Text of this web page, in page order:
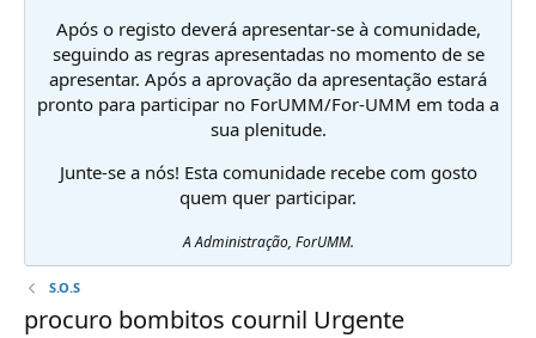
Após o registo deverá apresentar-se à comunidade,
seguindo as regras apresentadas no momento de se
apresentar. Após a aprovação da apresentação estará
pronto para participar no ForUMM/For-UMM em toda a
sua plenitude.
Junte-se a nós! Esta comunidade recebe com gosto
quem quer participar.
A Administração, ForUMM.
S.O.S
procuro bombitos cournil Urgente